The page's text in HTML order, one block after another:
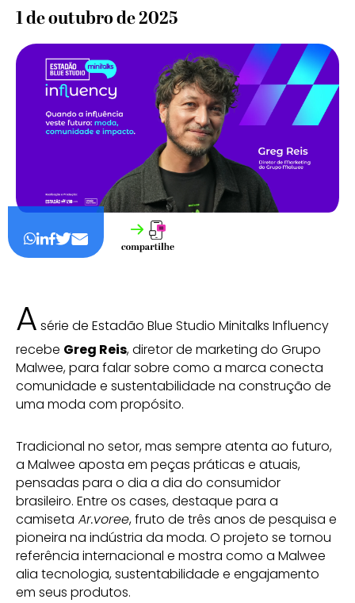
1 de outubro de 2025
A série de Estadão Blue Studio Minitalks Influency
recebe Greg Reis, diretor de marketing do Grupo
Malwee, para falar sobre como a marca conecta
comunidade e sustentabilidade na construção de
uma moda com propósito.
Tradicional no setor, mas sempre atenta ao futuro,
a Malwee aposta em peças práticas e atuais,
pensadas para o dia a dia do consumidor
brasileiro. Entre os cases, destaque para a
camiseta Ar.voree, fruto de três anos de pesquisa e
pioneira na indústria da moda. O projeto se tornou
referência internacional e mostra como a Malwee
alia tecnologia, sustentabilidade e engajamento
em seus produtos.